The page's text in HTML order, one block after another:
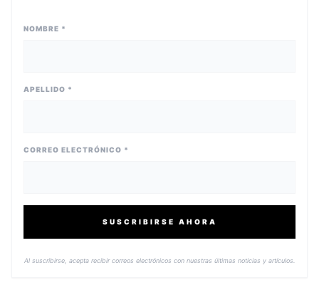
NOMBRE *
APELLIDO *
CORREO ELECTRÓNICO *
SUSCRIBIRSE AHORA
Al suscribirse, acepta recibir correos electrónicos con nuestras últimas noticias y artículos.